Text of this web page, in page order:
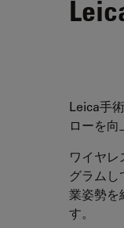
Leica手
ローを向
ワイヤ
グラム
業姿勢を
す。